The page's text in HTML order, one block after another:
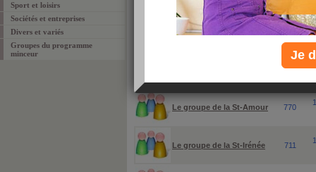
Sport et loisirs
Sociétés et entreprises
Divers et variés
Groupes du programme
minceur
Le groupe de la St-Amour 770
Le groupe de la St-Irénée 711
Je